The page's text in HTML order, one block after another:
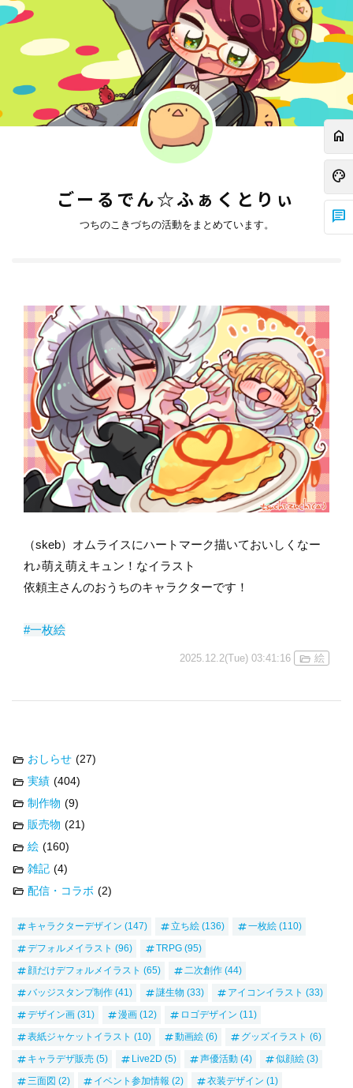
home
palette
chat
ごーるでん☆ふぁくとりぃ
つちのこきづちの活動をまとめています。
（skeb）オムライスにハートマーク描いておいしくなー
れ♪萌え萌えキュン！なイラスト
依頼主さんのおうちのキャラクターです！
#一枚絵
2025.12.2(Tue) 03:41:16 絵
おしらせ (27)
実績 (404)
制作物 (9)
販売物 (21)
絵 (160)
雑記 (4)
配信・コラボ (2)
キャラクターデザイン (147) 立ち絵 (136) 一枚絵 (110)
デフォルメイラスト (96) TRPG (95)
顔だけデフォルメイラスト (65) 二次創作 (44)
バッジスタンプ制作 (41) 謎生物 (33) アイコンイラスト (33)
デザイン画 (31) 漫画 (12) ロゴデザイン (11)
表紙ジャケットイラスト (10) 動画絵 (6) グッズイラスト (6)
キャラデザ販売 (5) Live2D (5) 声優活動 (4) 似顔絵 (3)
三面図 (2) イベント参加情報 (2) 衣装デザイン (1)